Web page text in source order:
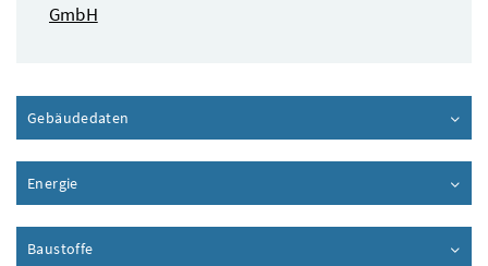
GmbH
Gebäudedaten
Energie
Baustoffe